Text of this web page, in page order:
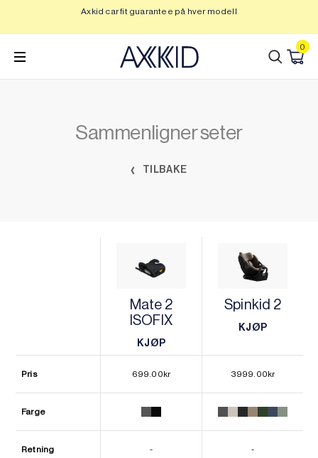
innhold
Axkid car fit guarantee på hver modell
0
Sammenligner seter
TILBAKE
Mate 2
ISOFIX
KJØP
KJØP
Spinkid 2
KJØP
Pris 699.00kr 3999.00kr
Farge
Retning - -